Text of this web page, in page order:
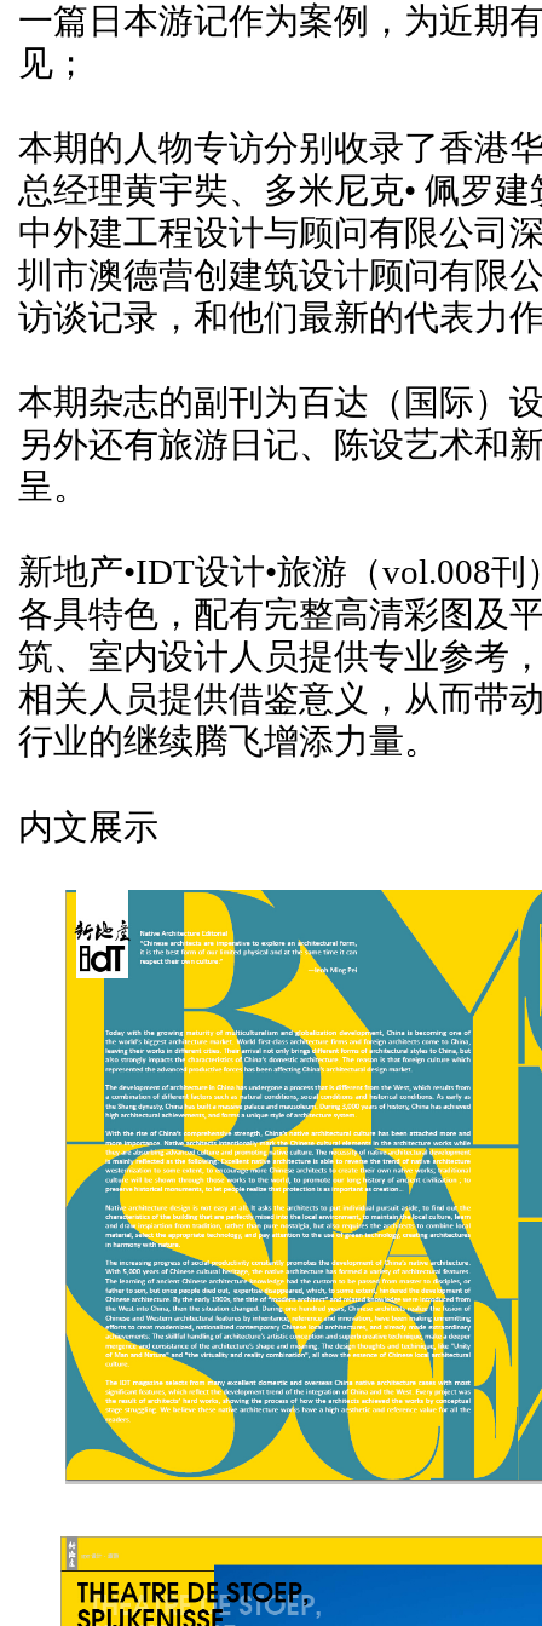
一篇日本游记作为案例，为近期
见；
本期的人物专访分别收录了香港
总经理黄宇奘、多米尼克• 佩罗
中外建工程设计与顾问有限公司
圳市澳德营创建筑设计顾问有限
访谈记录，和他们最新的代表力
本期杂志的副刊为百达（国际）
另外还有旅游日记、陈设艺术和
呈。
新地产•IDT设计•旅游（vol.008
各具特色，配有完整高清彩图及
筑、室内设计人员提供专业参考
相关人员提供借鉴意义，从而带
行业的继续腾飞增添力量。
内文展示